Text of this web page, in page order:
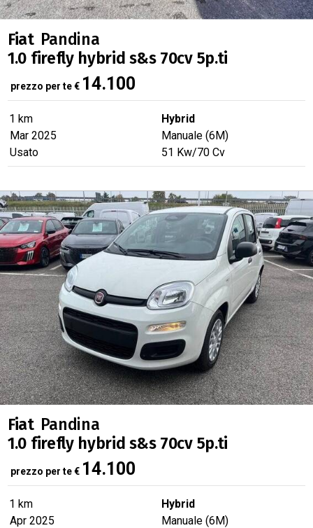
IN OFFERTA
Fiat Pandina
1.0 firefly hybrid s&s 70cv 5p.ti
prezzo per te€ 14.100
1 km
Hybrid
Mar 2025
Manuale (6M)
Usato
51 Kw/70 Cv
Fiat Pandina
1.0 firefly hybrid s&s 70cv 5p.ti
prezzo per te€ 14.100
1 km
Hybrid
Apr 2025
Manuale (6M)